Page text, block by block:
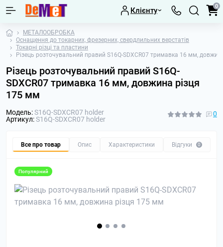
Клієнту 0
МЕТАЛООБРОБКА
Оснащення до токарних, фрезерних, свердлильних верстатів
Токарні різці та пластини
Різець розточувальний правий S16Q-SDXCR07 тримавка 16 мм,
Різець розточувальний правий S16Q-
SDXCR07 тримавка 16 мм, довжина різця
175 мм
Модель:S16Q-SDXCR07 holder
Артикул:S16Q-SDXCR07 holder
0
Все про товар Опис Характеристики Відгуки 0
Популярний